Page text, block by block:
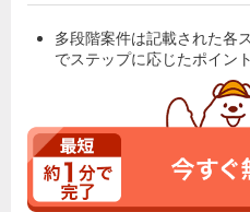
多段階案件は記載された各
でステップに応じたポイン